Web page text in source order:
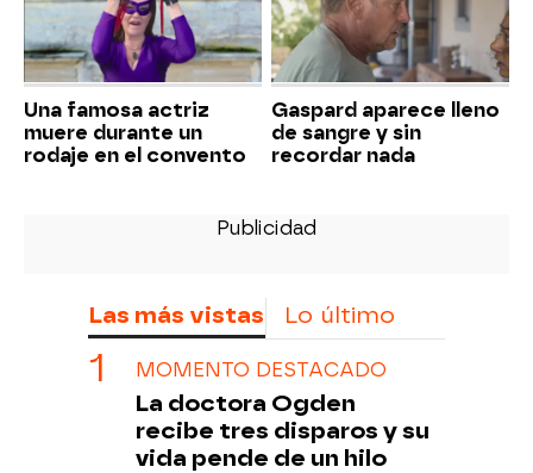
Una famosa actriz
muere durante un
rodaje en el convento
Gaspard aparece lleno
de sangre y sin
recordar nada
Las más vistas Lo último
MOMENTO DESTACADO
La doctora Ogden
recibe tres disparos y su
vida pende de un hilo